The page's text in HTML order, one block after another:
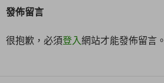
發佈留言
很抱歉，必須登入網站才能發佈留言。